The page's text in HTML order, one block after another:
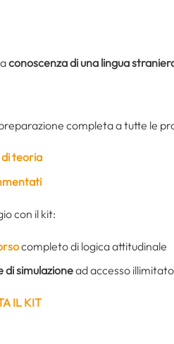
conoscenza di una lingua
completa a tutte le
teoria
con il kit:
completo di logica attitudinale
di simulazionead accesso illimitato
IL KIT